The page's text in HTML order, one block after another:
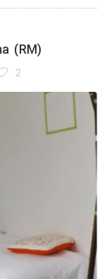
(RM)
2